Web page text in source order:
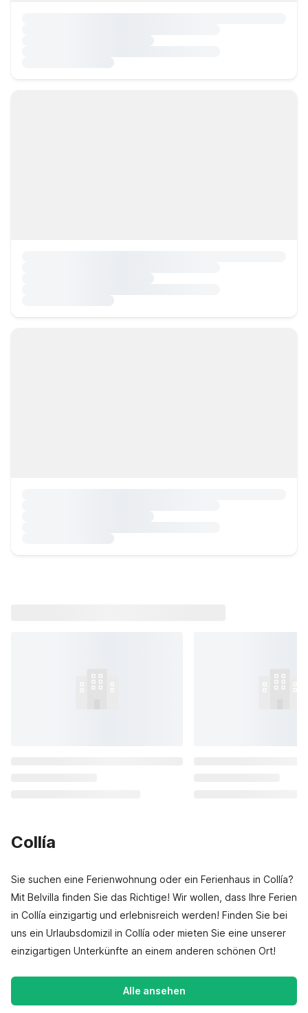
Collía
Sie suchen eine Ferienwohnung oder ein Ferienhaus in Collía?
Mit Belvilla finden Sie das Richtige! Wir wollen, dass Ihre Ferien
in Collía einzigartig und erlebnisreich werden! Finden Sie bei
uns ein Urlaubsdomizil in Collía oder mieten Sie eine unserer
einzigartigen Unterkünfte an einem anderen schönen Ort!
Alle ansehen